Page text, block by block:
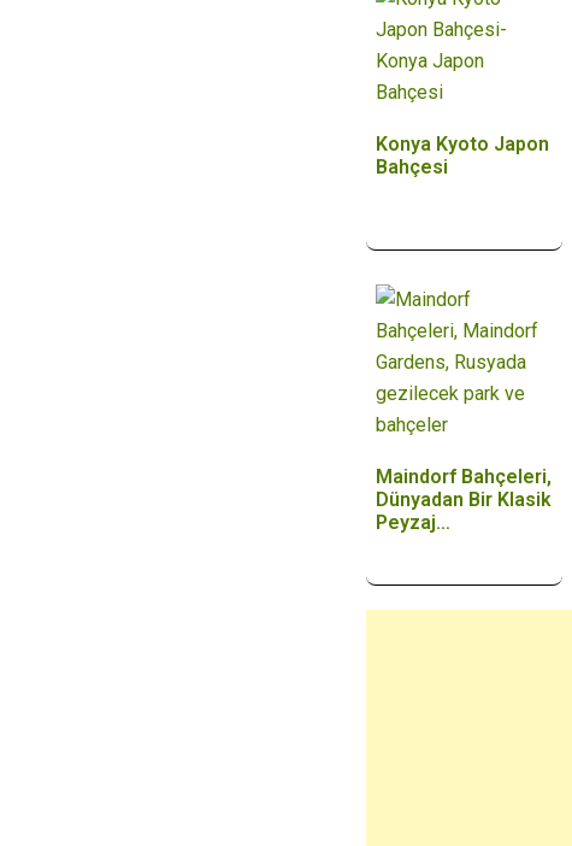
Konya Kyoto Japon
Bahçesi
Maindorf Bahçeleri,
Dünyadan Bir Klasik
Peyzaj…